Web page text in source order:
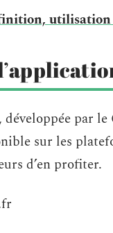
utilisation
par
sur les
d’en profiter.